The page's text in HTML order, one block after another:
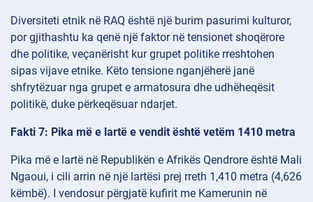
Diversiteti etnik në RAQ është një burim pasurimi kulturor,
por gjithashtu ka qenë një faktor në tensionet shoqërore
dhe politike, veçanërisht kur grupet politike rreshtohen
sipas vijave etnike. Këto tensione nganjëherë janë
shfrytëzuar nga grupet e armatosura dhe udhëheqësit
politikë, duke përkeqësuar ndarjet.
Fakti 7: Pika më e lartë e vendit është vetëm 1410 metra
Pika më e lartë në Republikën e Afrikës Qendrore është Mali
Ngaoui, i cili arrin në një lartësi prej rreth 1,410 metra (4,626
këmbë). I vendosur përgjatë kufirit me Kamerunin në